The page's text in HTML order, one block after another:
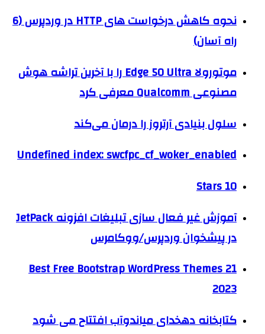
نحوه کاهش درخواست های HTTP در وردپرس (6
راه آسان)
موتورولا Edge 50 Ultra را با آخرین تراشه هوش
مصنوعی Qualcomm معرفی کرد
سلول بنیادی آرتروز را درمان می‌کند
Undefined index: swcfpc_cf_woker_enabled
10 Stars
آموزش غیر فعال سازی تبلیغات افزونه JetPack
در پیشخوان وردپرس/ووکامرس
21 Best Free Bootstrap WordPress Themes
2023
کتابخانه دهخدای میاندوآب افتتاح می شود